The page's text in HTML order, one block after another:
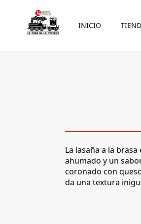
INICIO
La lasaña a la
ahumado y un
coronado con
da una textura